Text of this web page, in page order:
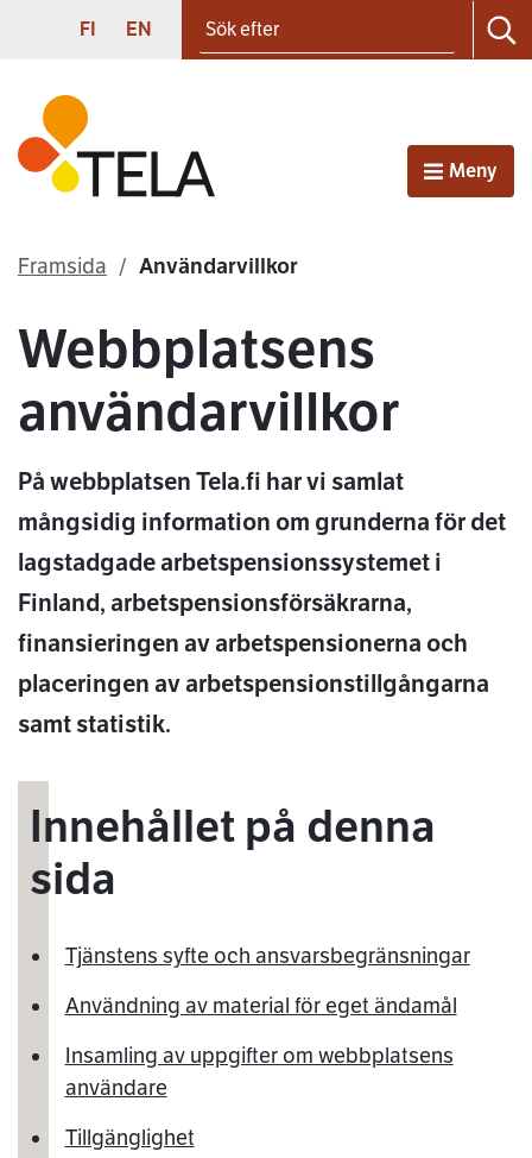
Gå till innehållet
SUOMI
FI ENGLISH
EN
Första sidan
Öppna
Meny
Framsida Användarvillkor
Webbplatsens
användarvillkor
På webbplatsen Tela.fi har vi samlat
mångsidig information om grunderna för det
lagstadgade arbetspensionssystemet i
Finland, arbetspensionsförsäkrarna,
finansieringen av arbetspensionerna och
placeringen av arbetspensionstillgångarna
samt statistik.
Innehållet på denna
sida
Tjänstens syfte och ansvarsbegränsningar
Användning av material för eget ändamål
Insamling av uppgifter om webbplatsens
användare
Tillgänglighet